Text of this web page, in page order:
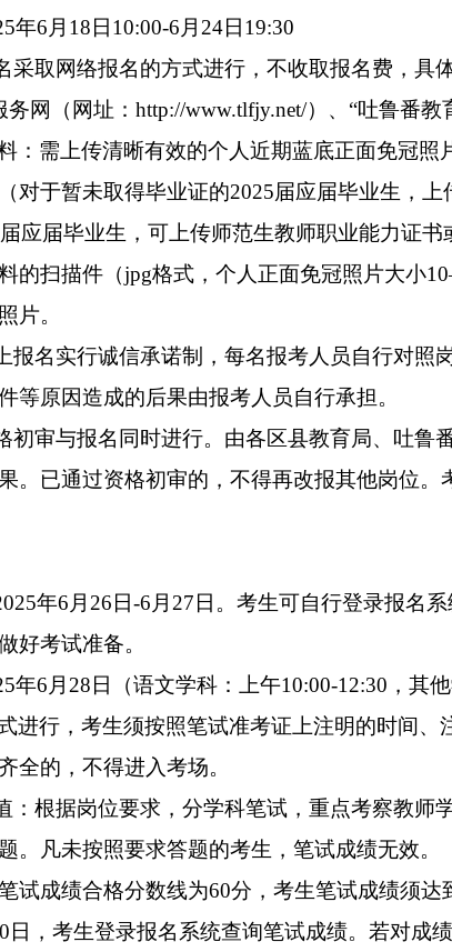
年6月18日10:00-6月24日19:30
采取网络报名的方式进行，不收取报名费，具
网（网址：http://www.tlfjy.net/）、“吐鲁番教
：需上传清晰有效的个人近期蓝底正面免冠
对于暂未取得毕业证的2025届应届毕业生，
应届毕业生，可上传师范生教师职业能力证
的扫描件（jpg格式，个人正面免冠照片大
片。
报名实行诚信承诺制，每名报考人员自行对
等原因造成的后果由报考人员自行承担。
初审与报名同时进行。由各区县教育局、吐
。已通过资格初审的，不得再改报其他岗位
年6月26日-6月27日。考生可自行登录报名
好考试准备。
年6月28日（语文学科：上午10:00-12:30，其
进行，考生须按照笔试准考证上注明的时间
全的，不得进入考场。
：根据岗位要求，分学科笔试，重点考察教
。凡未按照要求答题的考生，笔试成绩无效。
试成绩合格分数线为60分，考生笔试成绩须达
日，考生登录报名系统查询笔试成绩。若对